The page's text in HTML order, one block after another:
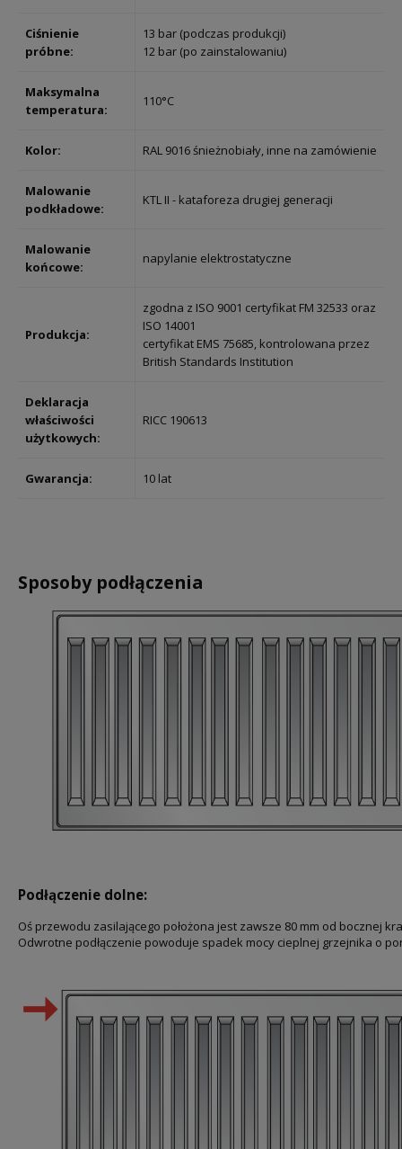
Ciśnienie
próbne:
13 bar (podczas produkcji)
12 bar (po zainstalowaniu)
Maksymalna
temperatura:
110°C
Kolor: RAL 9016 śnieżnobiały, inne na zamówienie
Malowanie
podkładowe:
KTL II - kataforeza drugiej generacji
Malowanie
końcowe:
napylanie elektrostatyczne
Produkcja:
zgodna z ISO 9001 certyfikat FM 32533 oraz
ISO 14001
certyfikat EMS 75685, kontrolowana przez
British Standards Institution
Deklaracja
właściwości
użytkowych:
RICC 190613
Gwarancja: 10 lat
Sposoby podłączenia
Podłączenie dolne:
Oś przewodu zasilającego położona jest zawsze 80 mm od bocznej
Odwrotne podłączenie powoduje spadek mocy cieplnej grzejnika o